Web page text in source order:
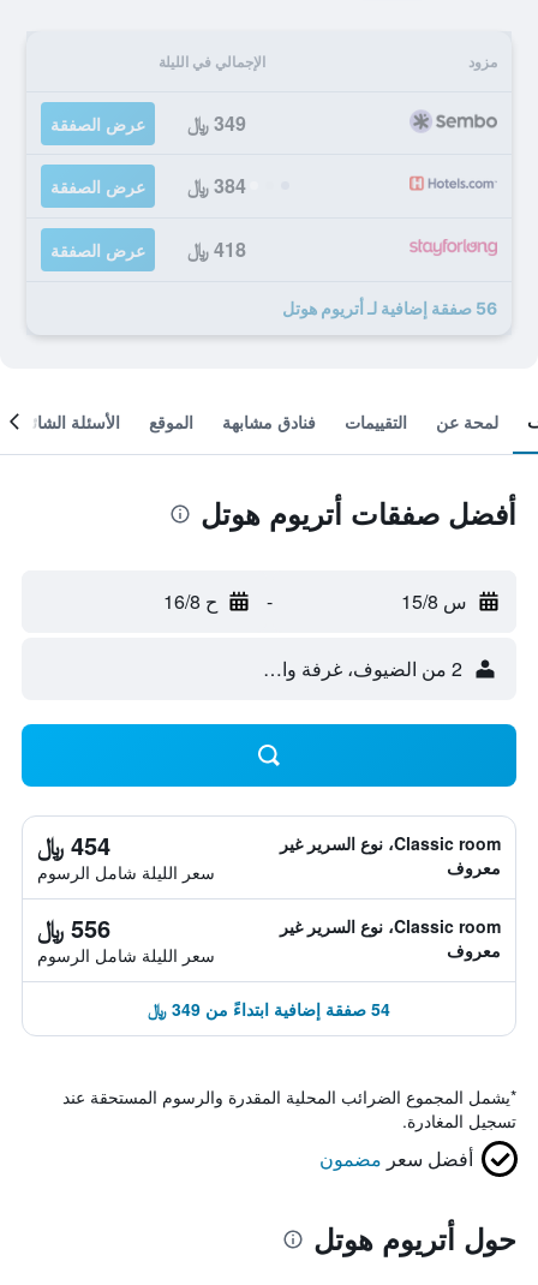
مزود الإجمالي في الليلة
349 ﷼ عرض الصفقة
384 ﷼ عرض الصفقة
418 ﷼ عرض الصفقة
56 صفقة إضافية لـ أتريوم هوتل
لمحة عن التقييمات فنادق مشابهة الموقع الأسئلة الشائعة
أفضل صفقات أتريوم هوتل
س 15/8 - ح 16/8
2 من الضيوف، غرفة واحدة
Classic room، نوع السرير غير
معروف
454 ﷼
سعر الليلة شامل الرسوم
Classic room، نوع السرير غير
معروف
556 ﷼
سعر الليلة شامل الرسوم
54 صفقة إضافية ابتداءً من 349 ﷼
*يشمل المجموع الضرائب المحلية المقدرة والرسوم المستحقة عند
تسجيل المغادرة.
أفضل سعر مضمون
حول أتريوم هوتل